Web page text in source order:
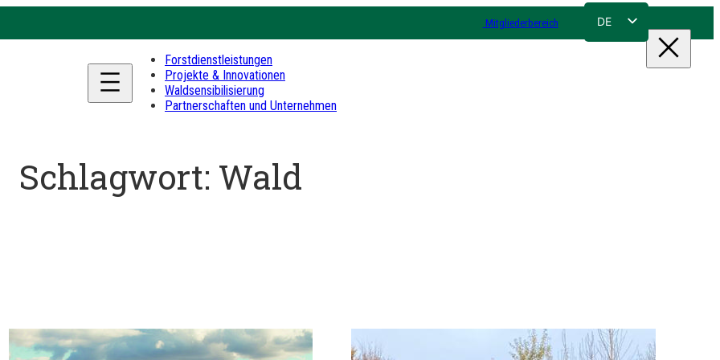
Mitgliederbereich DE
Forstdienstleistungen
Projekte & Innovationen
Waldsensibilisierung
Partnerschaften und Unternehmen
Schlagwort: Wald